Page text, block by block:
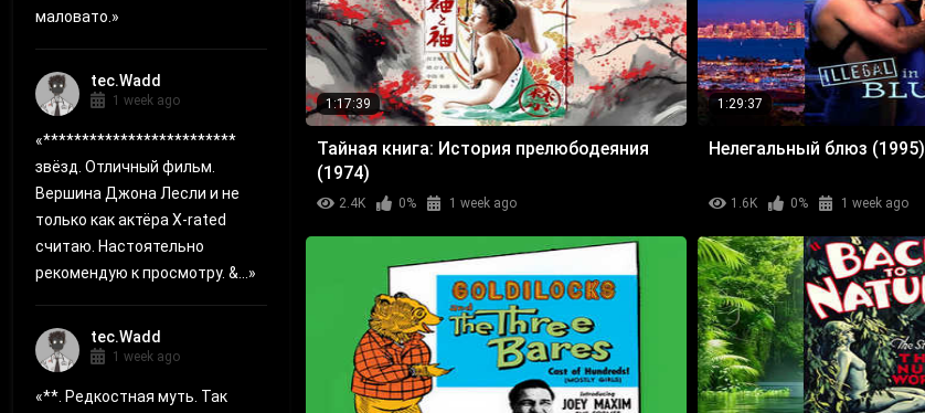
маловато. »
«*************************
звёзд. Отличный фильм.
Вершина Джона Лесли и не
только как актёра X-rated
считаю. Настоятельно
рекомендую к просмотру. &... »
tec.Wadd
1 week ago
«**. Редкостная муть. Так
tec.Wadd
1 week ago
1:17:39
Тайная книга: История прелюбодеяния
(1974)
2.4K 0% 1 week ago
1:29:37
Нелегальный блюз (1995)
1.6K 0% 1 week ago